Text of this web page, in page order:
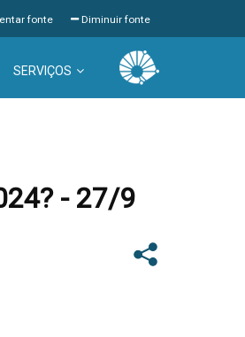
Diminuir fonte
fonte
SERVIÇOS
- 27/9